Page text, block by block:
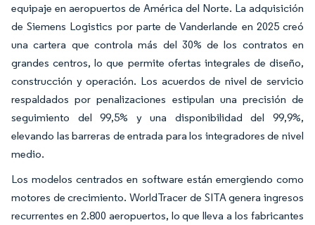
equipaje en aeropuertos de América del Norte. La adquisición
de Siemens Logistics por parte de Vanderlande en 2025 creó
una cartera que controla más del 30% de los contratos en
grandes centros, lo que permite ofertas integrales de diseño,
construcción y operación. Los acuerdos de nivel de servicio
respaldados por penalizaciones estipulan una precisión de
seguimiento del 99,5% y una disponibilidad del 99,9%,
elevando las barreras de entrada para los integradores de nivel
medio.
Los modelos centrados en software están emergiendo como
motores de crecimiento. WorldTracer de SITA genera ingresos
recurrentes en 2.800 aeropuertos, lo que lleva a los fabricantes